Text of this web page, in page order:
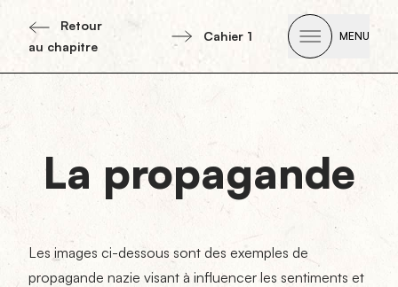
Retour
au chapitre
Cahier 1
Open
MENU
La propagande
Les images ci-dessous sont des exemples de
propagande nazie visant à influencer les sentiments et